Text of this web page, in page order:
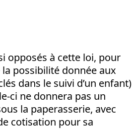
opposés à cette loi, pour
possibilité donnée aux
dans le suivi d’un enfant)
ci ne donnera pas un
la paperasserie, avec
cotisation pour sa